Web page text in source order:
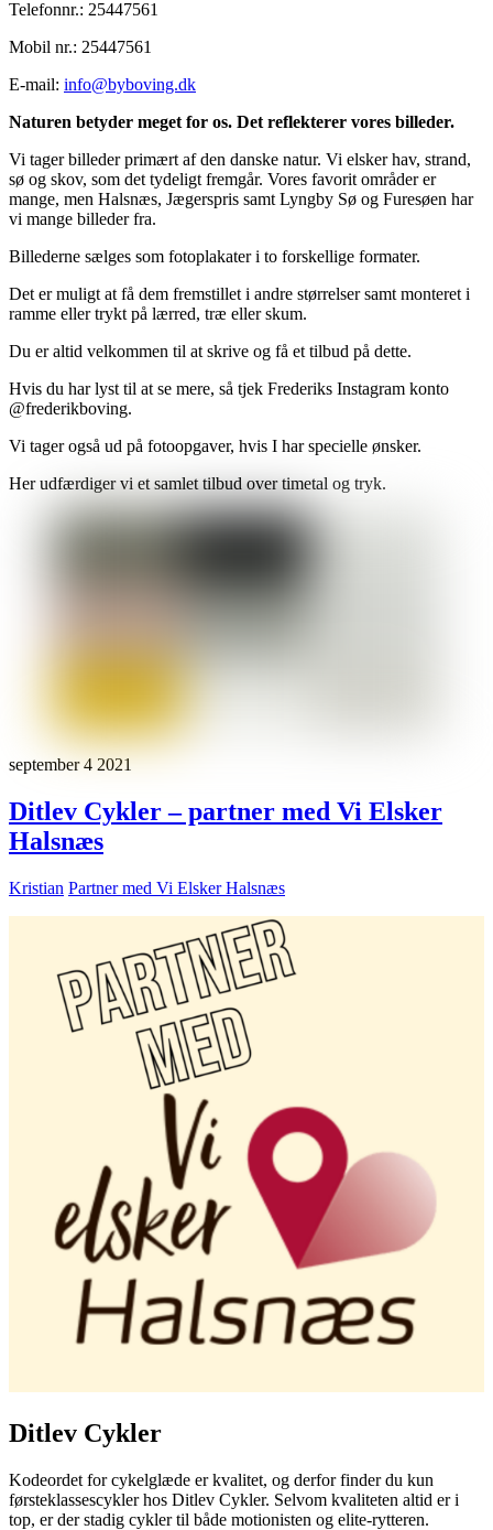
Telefonnr.: 25447561
Mobil nr.: 25447561
E-mail: info@byboving.dk
Naturen betyder meget for os. Det reflekterer vores billeder.
Vi tager billeder primært af den danske natur. Vi elsker hav, strand,
sø og skov, som det tydeligt fremgår. Vores favorit områder er
mange, men Halsnæs, Jægerspris samt Lyngby Sø og Furesøen har
vi mange billeder fra.
Billederne sælges som fotoplakater i to forskellige formater.
Det er muligt at få dem fremstillet i andre størrelser samt monteret i
ramme eller trykt på lærred, træ eller skum.
Du er altid velkommen til at skrive og få et tilbud på dette.
Hvis du har lyst til at se mere, så tjek Frederiks Instagram konto
@frederikboving.
Vi tager også ud på fotoopgaver, hvis I har specielle ønsker.
Her udfærdiger vi et samlet tilbud over timetal og tryk.
september 4 2021
Ditlev Cykler – partner med Vi Elsker
Halsnæs
Kristian Partner med Vi Elsker Halsnæs
Ditlev Cykler
Kodeordet for cykelglæde er kvalitet, og derfor finder du kun
førsteklassescykler hos Ditlev Cykler. Selvom kvaliteten altid er i
top, er der stadig cykler til både motionisten og elite-rytteren.